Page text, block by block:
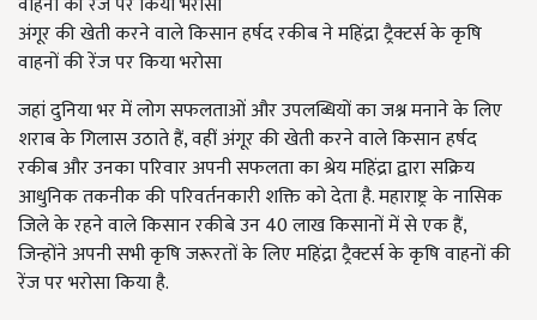
अंगूर की खेती करने वाले किसान हर्षद रकीब ने महिंद्रा ट्रैक्टर्स के कृषि
वाहनों की रेंज पर किया भरोसा
जहां दुनिया भर में लोग सफलताओं और उपलब्धियों का जश्न मनाने के लिए
शराब के गिलास उठाते हैं, वहीं अंगूर की खेती करने वाले किसान हर्षद
रकीब और उनका परिवार अपनी सफलता का श्रेय महिंद्रा द्वारा सक्रिय
आधुनिक तकनीक की परिवर्तनकारी शक्ति को देता है. महाराष्ट्र के नासिक
जिले के रहने वाले किसान रकीबे उन 40 लाख किसानों में से एक हैं,
जिन्होंने अपनी सभी कृषि जरूरतों के लिए महिंद्रा ट्रैक्टर्स के कृषि वाहनों की
रेंज पर भरोसा किया है.